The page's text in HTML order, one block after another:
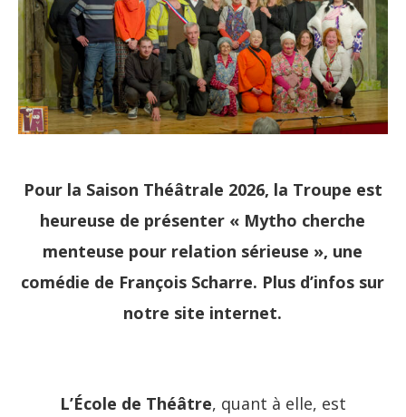
Pour la Saison Théâtrale 2026, la Troupe est
heureuse de présenter « Mytho cherche
menteuse pour relation sérieuse », une
comédie de François Scharre. Plus d’infos sur
notre site internet.
L’École de Théâtre, quant à elle, est